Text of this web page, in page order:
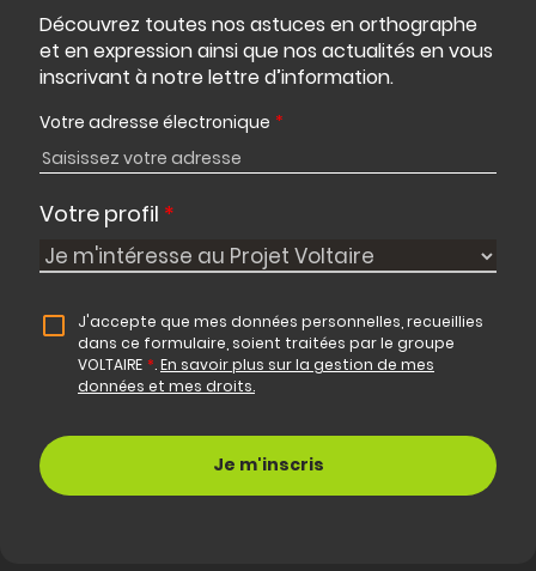
Découvrez toutes nos astuces en orthographe
et en expression ainsi que nos actualités en vous
inscrivant à notre lettre d’information.
Votre adresse électronique *
Votre profil *
J'accepte que mes données personnelles, recueillies
dans ce formulaire, soient traitées par le groupe
VOLTAIRE *.En savoir plus sur la gestion de mes
données et mes droits.